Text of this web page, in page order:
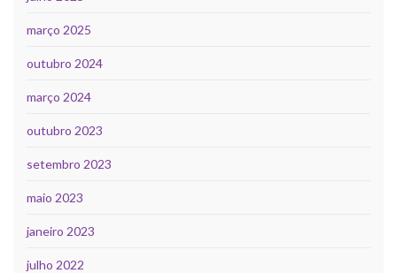
março 2025
outubro 2024
março 2024
outubro 2023
setembro 2023
maio 2023
janeiro 2023
julho 2022